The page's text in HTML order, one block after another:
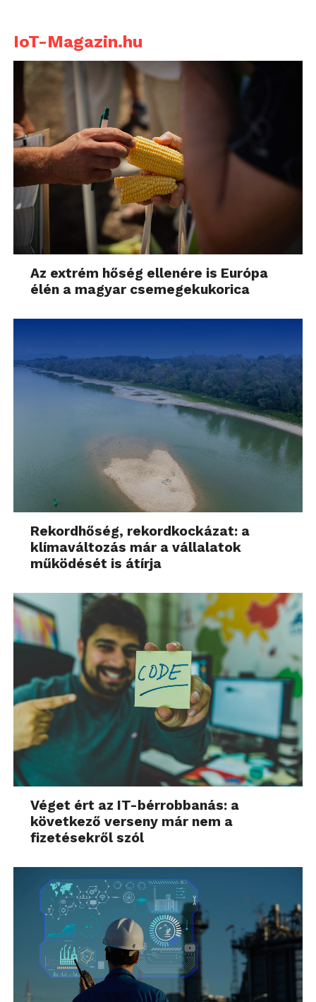
IoT-Magazin.hu
Az extrém hőség ellenére is Európa
élén a magyar csemegekukorica
Rekordhőség, rekordkockázat: a
klímaváltozás már a vállalatok
működését is átírja
Véget ért az IT-bérrobbanás: a
következő verseny már nem a
fizetésekről szól